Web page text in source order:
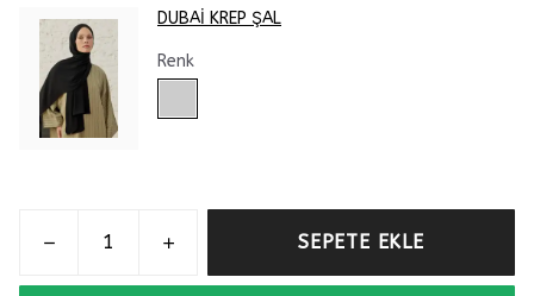
DUBAİ KREP ŞAL
Renk
SEPETE EKLE